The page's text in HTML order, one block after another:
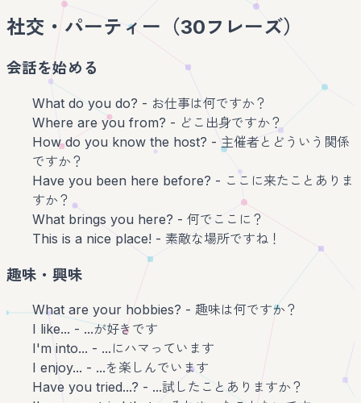
社交・パーティー（30フレーズ）
会話を始める
What do you do? - お仕事は何ですか？
Where are you from? - どこ出身ですか？
How do you know the host? - 主催者とどういう関係
ですか？
Have you been here before? - ここに来たことありま
すか？
What brings you here? - 何でここに？
This is a nice place! - 素敵な場所ですね！
趣味・興味
What are your hobbies? - 趣味は何ですか？
I like... - ...が好きです
I'm into... - ...にハマっています
I enjoy... - ...を楽しんでいます
Have you tried...? - ...試したことありますか？